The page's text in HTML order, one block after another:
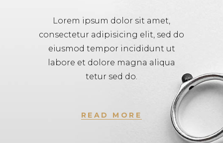
Lorem ipsum dolor sit amet,
consectetur adipisicing elit, sed do
eiusmod tempor incididunt ut
labore et dolore magna aliqua
tetur sed do.
READ MORE